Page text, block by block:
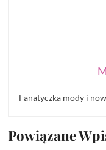
Fanatyczka mody i
Powiązane